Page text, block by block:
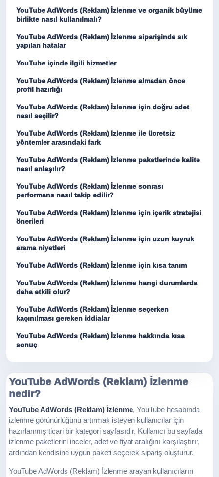
YouTube AdWords (Reklam) İzlenme ve organik büyüme
birlikte nasıl kullanılmalı?
YouTube AdWords (Reklam) İzlenme siparişinde sık
yapılan hatalar
YouTube içinde ilgili hizmetler
YouTube AdWords (Reklam) İzlenme almadan önce
profil hazırlığı
YouTube AdWords (Reklam) İzlenme için doğru adet
nasıl seçilir?
YouTube AdWords (Reklam) İzlenme ile ücretsiz
yöntemler arasındaki fark
YouTube AdWords (Reklam) İzlenme paketlerinde kalite
nasıl anlaşılır?
YouTube AdWords (Reklam) İzlenme sonrası
performans nasıl takip edilir?
YouTube AdWords (Reklam) İzlenme için içerik stratejisi
önerileri
YouTube AdWords (Reklam) İzlenme için uzun kuyruk
arama niyetleri
YouTube AdWords (Reklam) İzlenme için kısa tanım
YouTube AdWords (Reklam) İzlenme hangi durumlarda
daha etkili olur?
YouTube AdWords (Reklam) İzlenme seçerken
kaçınılması gereken iddialar
YouTube AdWords (Reklam) İzlenme hakkında kısa
sonuç
YouTube AdWords (Reklam) İzlenme
nedir?
YouTube AdWords (Reklam) İzlenme, YouTube hesabında
izlenme görünürlüğünü artırmak isteyen kullanıcılar için
hazırlanmış ticari bir kategori sayfasıdır. Kullanıcı bu sayfada
izlenme paketlerini inceler, adet ve fiyat aralığını karşılaştırır,
ardından kendisine uygun paketi seçerek sipariş oluşturur.
YouTube AdWords (Reklam) İzlenme arayan kullanıcıların